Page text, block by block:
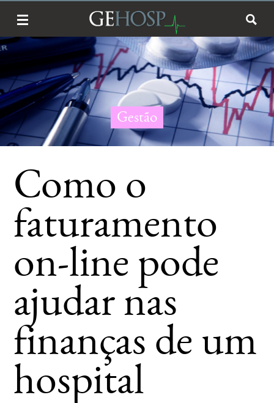
Gestão
Como o
faturamento
on-line pode
ajudar nas
finanças de um
hospital